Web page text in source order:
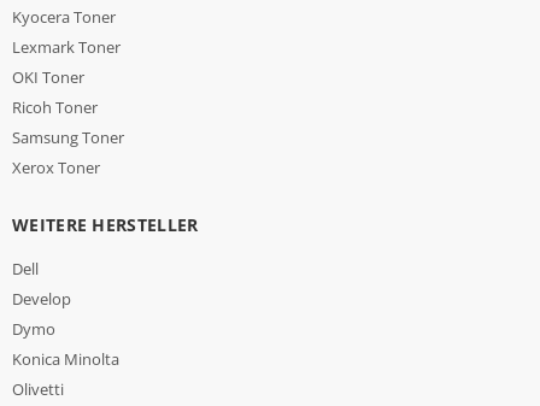
Kyocera Toner
Lexmark Toner
OKI Toner
Ricoh Toner
Samsung Toner
Xerox Toner
WEITERE HERSTELLER
Dell
Develop
Dymo
Konica Minolta
Olivetti